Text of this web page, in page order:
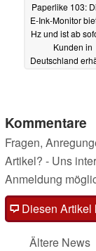
Paperlike 103:
E-Ink-Monitor
Hz und ist ab
Kunden in
Deutschland
Kommentare
Fragen,
Artikel? - Uns
Anmeldung
Diesen Artikel
Ältere News